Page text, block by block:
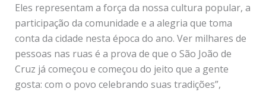
Eles representam a força da nossa cultura popular, a
participação da comunidade e a alegria que toma
conta da cidade nesta época do ano. Ver milhares de
pessoas nas ruas é a prova de que o São João de
Cruz já começou e começou do jeito que a gente
gosta: com o povo celebrando suas tradições”,